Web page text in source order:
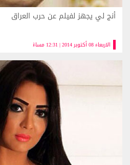
الاربعاء 08 أكتوبر 2014 | 12:31 مساءً
أنج لي يجهز لفيلم عن حرب العراق